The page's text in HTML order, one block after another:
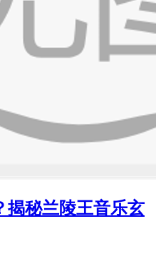
揭秘兰陵王音乐玄